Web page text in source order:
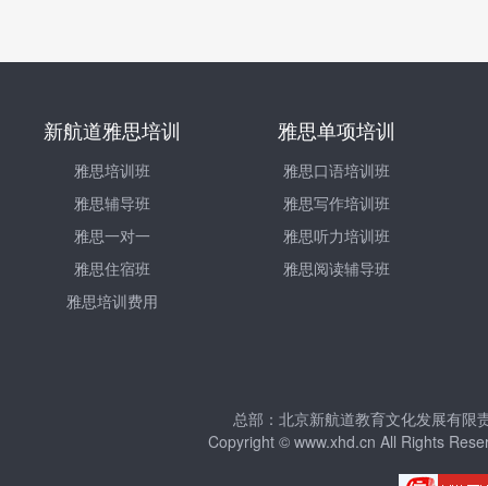
新航道雅思培训
雅思培训班
雅思辅导班
雅思一对一
雅思住宿班
雅思培训费用
雅思单项培训
雅思口语培训班
雅思写作培训班
雅思听力培训班
雅思阅读辅导班
总部：北京新航道教育文化发展有
Copyright © www.xhd.cn All Rights